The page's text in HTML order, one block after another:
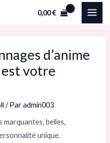
0,00€
d’anime
est votre
/ Paradmin003
marquantes, belles,
unique.